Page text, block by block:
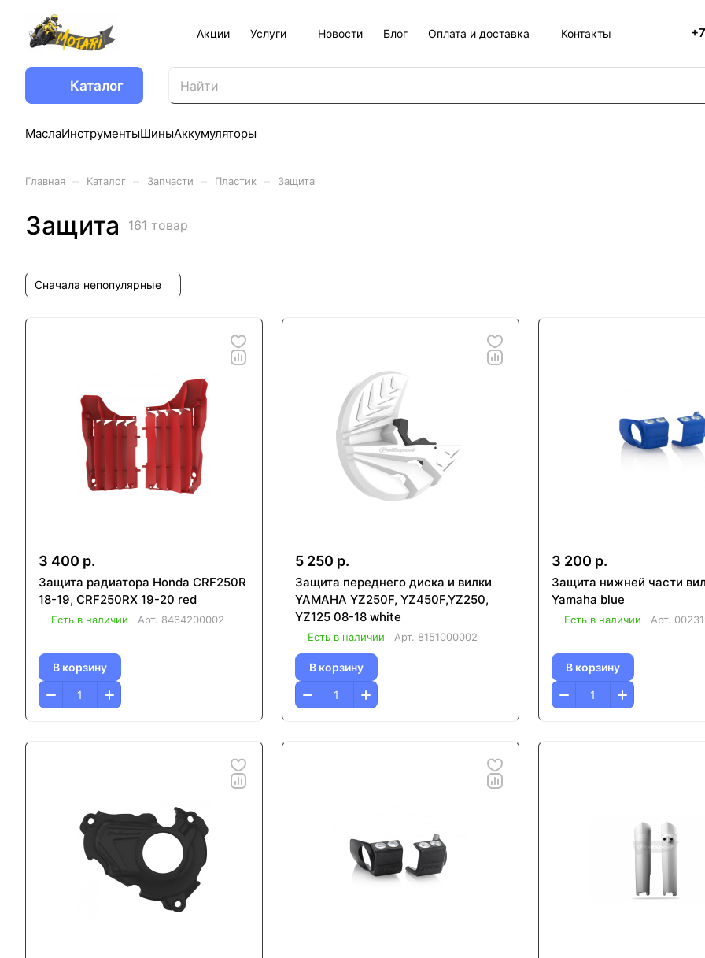
Акции Услуги Новости Блог Оплата и доставка Контакты
Каталог
МаслаИнструментыШиныАккумуляторы
Главная Каталог Запчасти Пластик Защита
Защита 161 товар
Сначала непопулярные
3 400 р.
Защита радиатора Honda CRF250R
18-19, CRF250RX 19-20 red
Есть в наличии Арт. 8464200002
В корзину
5 250 р.
Защита переднего диска и вилки
YAMAHA YZ250F, YZ450F,YZ250,
YZ125 08-18 white
Есть в наличии Арт. 8151000002
В корзину
3 200 р.
Защита нижней части
Yamaha blue
Есть в наличии Арт.
В корзину